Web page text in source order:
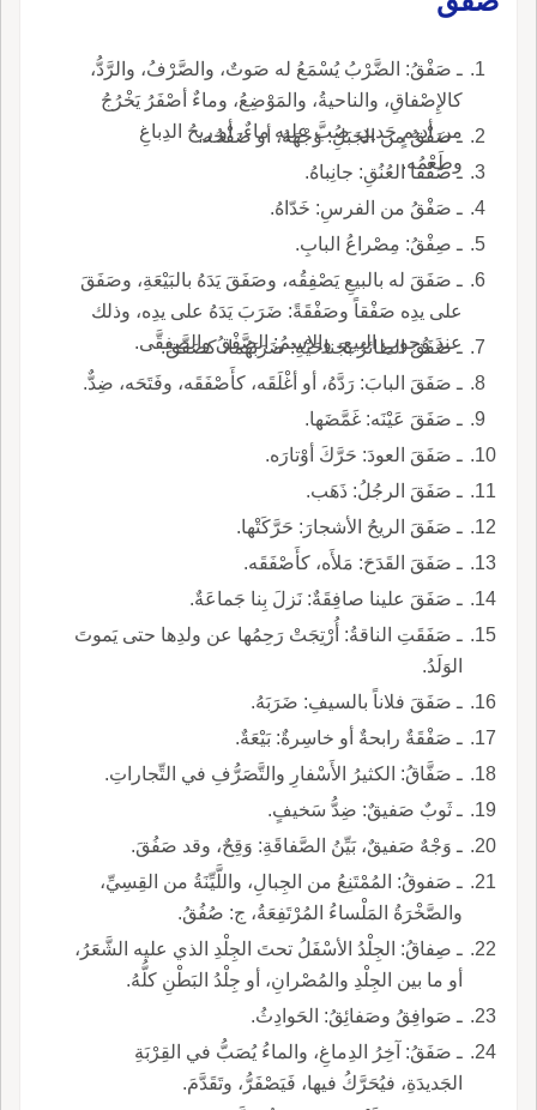
ـ صَفْقُ: الضَّرْبُ يُسْمَعُ له صَوتٌ، والصَّرْفُ، والرَّدُّ،
كالإِصْفاقِ، والناحيةُ، والمَوْضِعُ، وماءٌ أصْفَرُ يَخْرُجُ
من أدِيمٍ جَديدٍ، صُبَّ عليه ماءٌ، أو ريحُ الدِباغِ
وطَعْمُه.
ـ صَفْقُ من الجَبَلِ: وَجْهَهُ، أو صَفْحُه.
ـ صَفْقا العُنُقِ: جانِباهُ.
ـ صَفْقُ من الفرسِ: خَدّاهُ.
ـ صِفْقُ: مِصْراعُ البابِ.
ـ صَفَقَ له بالبيعِ يَصْفِقُه، وصَفَقَ يَدَهُ بالبَيْعَةِ، وصَفَقَ
على يدِه صَفْقاً وصَفْقَةً: ضَرَبَ يَدَهُ على يدِه، وذلك
عندَ وُجوبِ البيع، والاسمُ: الصَّفْقُ والصِفِقَّى.
ـ صَفَقَ الطائرُ بجَناحَيْهِ: ضَرَبَهُما، كصَفَّقَ.
ـ صَفَقَ البابَ: رَدَّهُ، أو أغْلَقَه، كأَصْفَقَه، وفَتَحَه، ضِدٌّ.
ـ صَفَقَ عَيْنَه: غَمَّضَها.
ـ صَفَقَ العودَ: حَرَّكَ أوْتارَه.
ـ صَفَقَ الرجُلُ: ذَهَب.
ـ صَفَقَ الريحُ الأشجارَ: حَرَّكَتْها.
ـ صَفَقَ القَدَحَ: مَلأَه، كأَصْفَقَه.
ـ صَفَقَ علينا صافِقَةٌ: نَزلَ بِنا جَماعَةٌ.
ـ صَفَقَتِ الناقةُ: أُرْتِجَتْ رَحِمُها عن ولدِها حتى يَموتَ
الوَلَدُ.
ـ صَفَقَ فلاناً بالسيفِ: ضَرَبَهُ.
ـ صَفْقَةٌ رابحةٌ أو خاسِرةٌ: بَيْعَةٌ.
ـ صَفَّاقُ: الكثيرُ الأَسْفارِ والتَّصَرُّفِ في التِّجاراتِ.
ـ ثَوبٌ صَفيقٌ: ضِدُّ سَخيفٍ.
ـ وَجْهٌ صَفيقٌ، بَيِّنُ الصَّفاقَةِ: وَقِحٌ، وقد صَفُقَ.
ـ صَفوقُ: المُمْتَنِعُ من الجِبالِ، واللَّيِّنَةُ من القِسِيِّ،
والصَّخْرَةُ المَلْساءُ المُرْتَفِعَةُ، ج: صُفُقُ.
ـ صِفاقُ: الجِلْدُ الأسْفَلُ تحتَ الجِلْدِ الذي عليه الشَّعَرُ،
أو ما بين الجِلْدِ والمُصْرانِ، أو جِلْدُ البَطْنِ كلُّهُ.
ـ صَوافِقُ وصَفائِقُ: الحَوادِثُ.
ـ صَفَقُ: آخِرُ الدِماغِ، والماءُ يُصَبُّ في القِرْبَةِ
الجَديدَةِ، فيُحَرَّكُ فيها، فَيَصْفَرُّ، وتَقَدَّمَ.